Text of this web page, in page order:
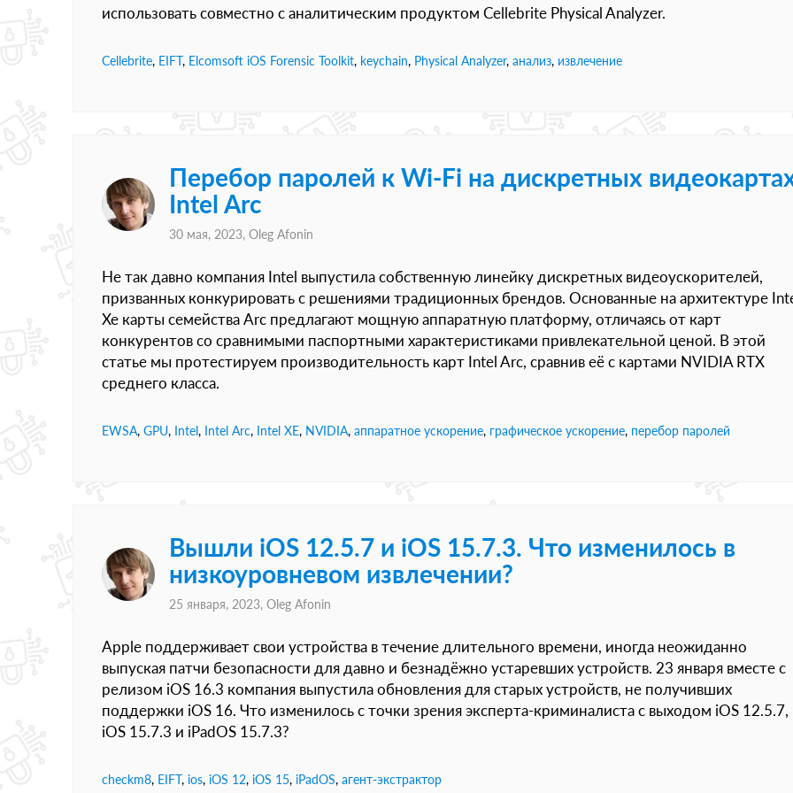
использовать совместно с аналитическим продуктом Cellebrite Physical Analyzer.
Cellebrite, EIFT, Elcomsoft iOS Forensic Toolkit, keychain, Physical Analyzer, анализ, извлечение
Перебор паролей к Wi-Fi на дискретных
Intel Arc
30 мая, 2023, Oleg Afonin
Не так давно компания Intel выпустила собственную линейку дискретных видеоускорителей,
призванных конкурировать с решениями традиционных брендов. Основанные на архитектуре
Xe карты семейства Arc предлагают мощную аппаратную платформу, отличаясь от карт
конкурентов со сравнимыми паспортными характеристиками привлекательной ценой. В этой
статье мы протестируем производительность карт Intel Arc, сравнив её с картами NVIDIA RTX
среднего класса.
EWSA, GPU, Intel, Intel Arc, Intel XE, NVIDIA, аппаратное ускорение, графическое ускорение, перебор паролей
Вышли iOS 12.5.7 и iOS 15.7.3. Что изменилось в
низкоуровневом извлечении?
25 января, 2023, Oleg Afonin
Apple поддерживает свои устройства в течение длительного времени, иногда неожиданно
выпуская патчи безопасности для давно и безнадёжно устаревших устройств. 23 января вместе с
релизом iOS 16.3 компания выпустила обновления для старых устройств, не получивших
поддержки iOS 16. Что изменилось с точки зрения эксперта-криминалиста с выходом iOS 12.5.7,
iOS 15.7.3 и iPadOS 15.7.3?
checkm8, EIFT, ios, iOS 12, iOS 15, iPadOS, агент-экстрактор